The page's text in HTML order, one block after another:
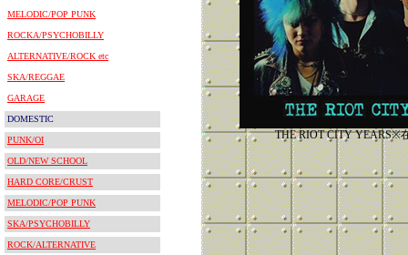
MELODIC/POP PUNK
ROCKA/PSYCHOBILLY
ALTERNATIVE/ROCK etc
SKA/REGGAE
GARAGE
DOMESTIC
PUNK/OI
OLD/NEW SCHOOL
HARD CORE/CRUST
MELODIC/POP PUNK
SKA/PSYCHOBILLY
ROCK/ALTERNATIVE
THE RIOT CITY YEARS※